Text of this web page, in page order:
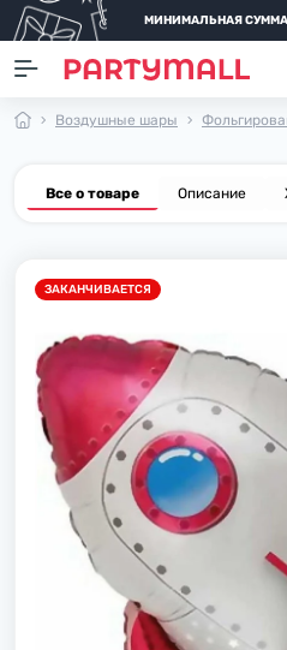
МИНИМАЛЬНАЯ СУММА
Воздушные шары
Все о товаре Описание
ЗАКАНЧИВАЕТСЯ